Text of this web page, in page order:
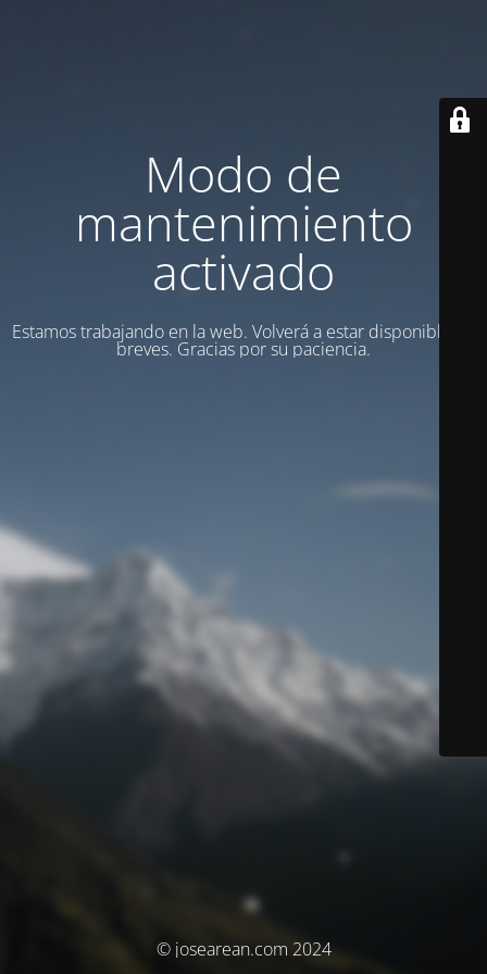
Modo de
mantenimiento
activado
Estamos trabajando en la web. Volverá a estar disponible en
breves. Gracias por su paciencia.
© josearean.com 2024